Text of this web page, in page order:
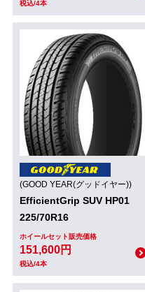
税込/4本
(GOOD YEAR(グッドイヤー))
EfficientGrip SUV HP01
225/70R16
ホイールセット販売価格
151,600円
税込/4本